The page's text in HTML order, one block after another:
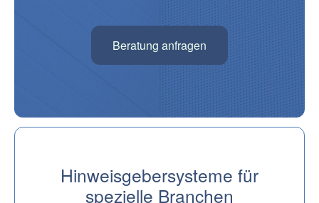
Beratung anfragen
Hinweisgebersysteme für
spezielle Branchen